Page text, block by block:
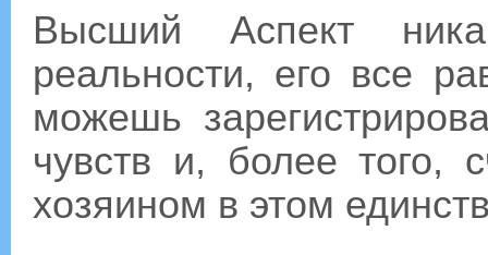
Высший Аспект
реальности, его все
можешь
чувств и, более того,
хозяином в этом